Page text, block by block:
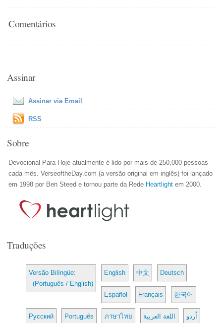
Comentários
Assinar
Assinar via Email
RSS
Sobre
Devocional Para Hoje atualmente é lido por mais de 250,000 pessoas
cada mês. VerseoftheDay.com (a versão original em inglês) foi lançado
em 1998 por Ben Steed e tornou parte da Rede Heartlight em 2000.
Traduções
Versão Bilíngüe:
(Português / English)
English 中文 Deutsch
Español Français 한국어
Русский Português ภาษาไทย اللغة العربية اُردو